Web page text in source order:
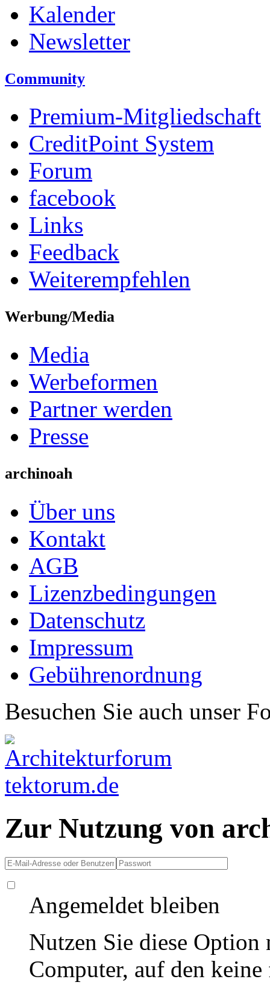
Kalender
Newsletter
Community
Premium-Mitgliedschaft
CreditPoint System
Forum
facebook
Links
Feedback
Weiterempfehlen
Werbung/Media
Media
Werbeformen
Partner werden
Presse
archinoah
Über uns
Kontakt
AGB
Lizenzbedingungen
Datenschutz
Impressum
Gebührenordnung
Besuchen Sie auch unser
Zur Nutzung von
Angemeldet bleiben
Nutzen Sie diese
Computer, auf den